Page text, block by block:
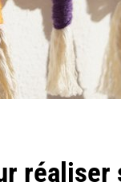
réaliser